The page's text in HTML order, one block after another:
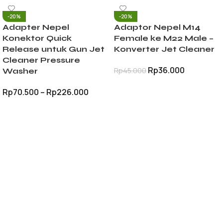
-20%
Adapter Nepel
Konektor Quick
Release untuk Gun Jet
Cleaner Pressure
Washer
Rp70.500 – Rp226.000
-20%
Adaptor Nepel M14
Female ke M22 Male –
Konverter Jet Cleaner
Rp45.000 Rp36.000